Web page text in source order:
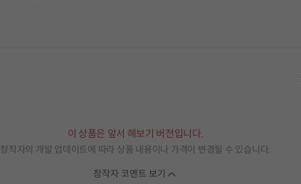
이 상품은 앞서 해보기 버전입니다.
창작자의 개발 업데이트에 따라 상품 내용이나 가격이 변경될 수 있습니다.
창작자 코멘트 보기